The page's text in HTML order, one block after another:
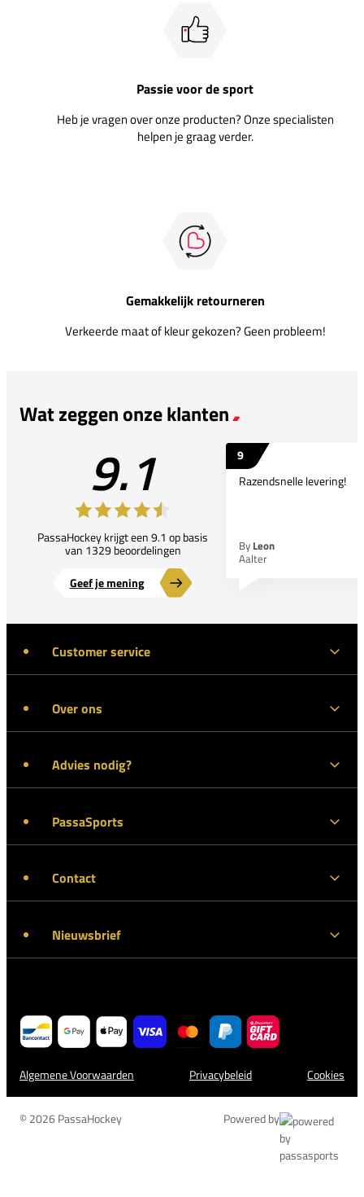
Passie voor de sport
Heb je vragen over onze producten? Onze specialisten
helpen je graag verder.
Gemakkelijk retourneren
Verkeerde maat of kleur gekozen? Geen probleem!
Wat zeggen onze klanten
9.1
PassaHockey krijgt een 9.1 op basis
van 1329 beoordelingen
Geef je mening
9
Razendsnelle levering!
By Leon
Aalter
Customer service
Over ons
Advies nodig?
PassaSports
Contact
Nieuwsbrief
Algemene Voorwaarden Privacybeleid Cookies
© 2026 PassaHockey Powered by